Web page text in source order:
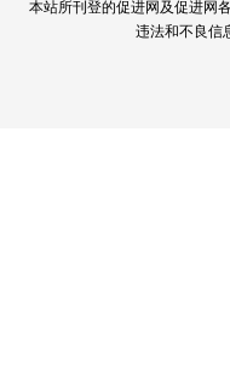
本站所刊登的促进网及促进网
违法和不良信